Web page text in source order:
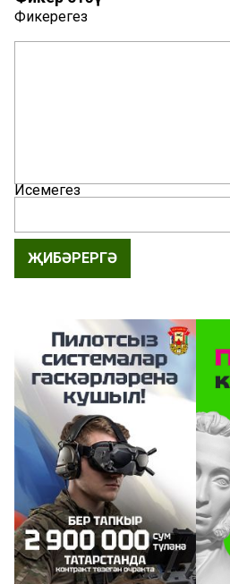
Фикерегез
Исемегез
ҖИБӘРЕРГӘ